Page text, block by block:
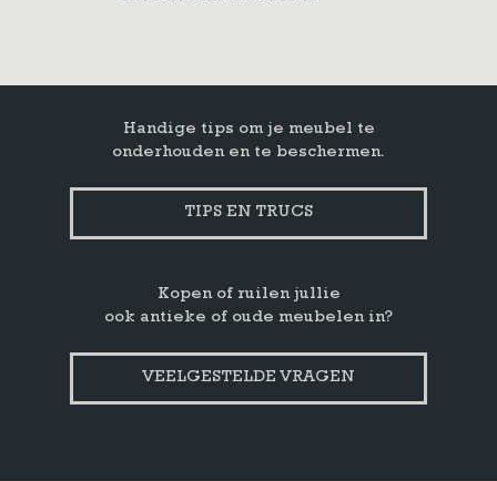
Handige tips om je meubel te
onderhouden en te beschermen.
TIPS EN TRUCS
Kopen of ruilen jullie
ook antieke of oude meubelen in?
VEELGESTELDE VRAGEN